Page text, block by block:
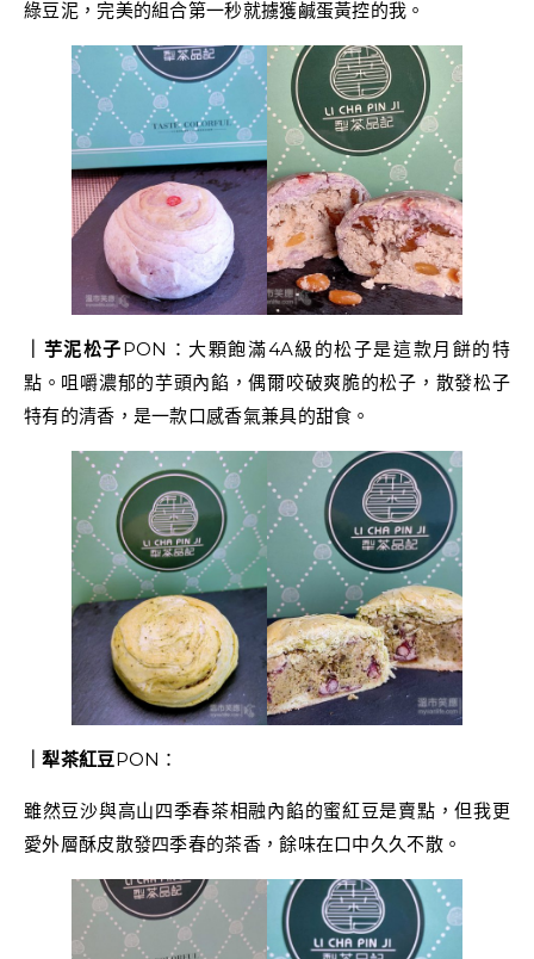
綠豆泥，完美的組合第一秒就擄獲鹹蛋黃控的我。
｜芋泥松子PON：大顆飽滿4A級的松子是這款月餅的特
點。咀嚼濃郁的芋頭內餡，偶爾咬破爽脆的松子，散發松子
特有的清香，是一款口感香氣兼具的甜食。
｜犁茶紅豆PON：
雖然豆沙與高山四季春茶相融內餡的蜜紅豆是賣點，但我更
愛外層酥皮散發四季春的茶香，餘味在口中久久不散。